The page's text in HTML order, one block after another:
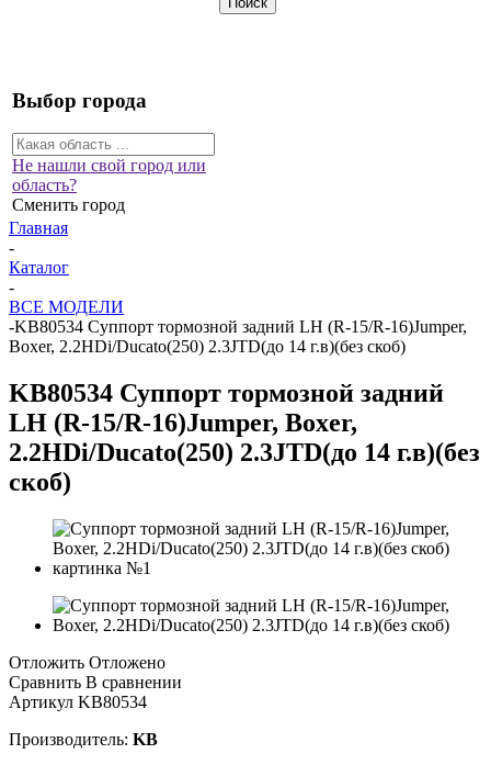
Выбор города
Не нашли свой город или
область?
Сменить город
Главная
-
Каталог
-
ВСЕ МОДЕЛИ
-KB80534 Суппорт тормозной задний LH (R-15/R-16)Jumper,
Boxer, 2.2HDi/Ducato(250) 2.3JTD(до 14 г.в)(без скоб)
KB80534 Суппорт тормозной задний
LH (R-15/R-16)Jumper, Boxer,
2.2HDi/Ducato(250) 2.3JTD(до 14 г.в)(без
скоб)
Отложить Отложено
Сравнить В сравнении
Артикул KB80534
Производитель: KB